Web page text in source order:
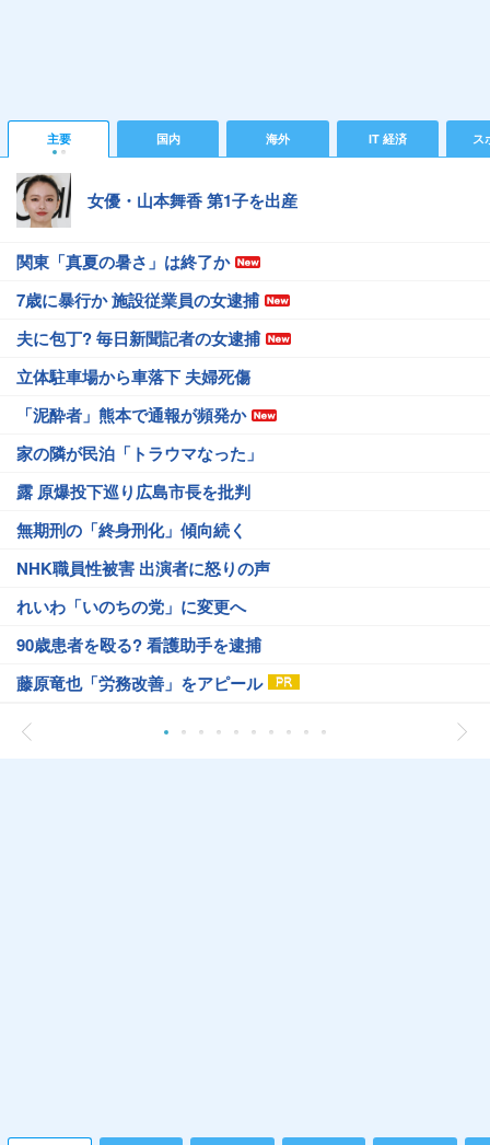
主要 国内 海外 IT 経済 ス
女優・山本舞香 第1子を出産
関東「真夏の暑さ」は終了か
7歳に暴行か 施設従業員の女逮捕
夫に包丁? 毎日新聞記者の女逮捕
立体駐車場から車落下 夫婦死傷
「泥酔者」熊本で通報が頻発か
家の隣が民泊「トラウマなった」
露 原爆投下巡り広島市長を批判
無期刑の「終身刑化」傾向続く
NHK職員性被害 出演者に怒りの声
れいわ「いのちの党」に変更へ
90歳患者を殴る? 看護助手を逮捕
藤原竜也「労務改善」をアピール